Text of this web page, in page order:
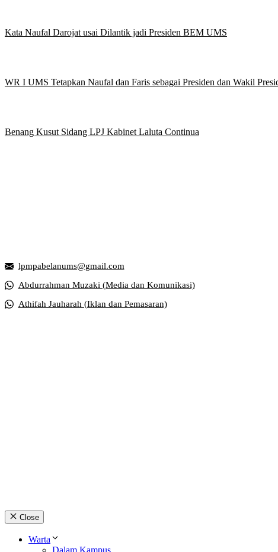
Kata Naufal Darojat usai Dilantik jadi Presiden BEM UMS
WR I UMS Tetapkan Naufal dan Faris sebagai Presiden dan Wakil
Benang Kusut Sidang LPJ Kabinet Laluta Continua
lpmpabelanums@gmail.com
Abdurrahman Muzaki (Media dan Komunikasi)
Athifah Jauharah (Iklan dan Pemasaran)
Close
Warta